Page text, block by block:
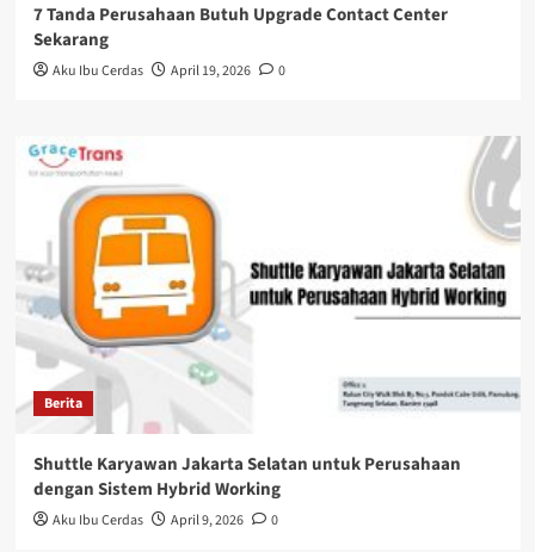
7 Tanda Perusahaan Butuh Upgrade Contact Center
Sekarang
Aku Ibu Cerdas April 19, 2026 0
Berita
Shuttle Karyawan Jakarta Selatan untuk Perusahaan
dengan Sistem Hybrid Working
Aku Ibu Cerdas April 9, 2026 0